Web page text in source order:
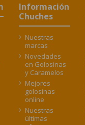
Información
Chuches
Nuestras
marcas
Novedades
en Golosinas
y Caramelos
Mejores
golosinas
online
Nuestras
últimas